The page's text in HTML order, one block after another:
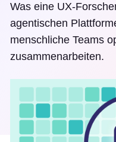
Was eine UX-
agentischen
menschliche Teams
zusammenarbeiten.